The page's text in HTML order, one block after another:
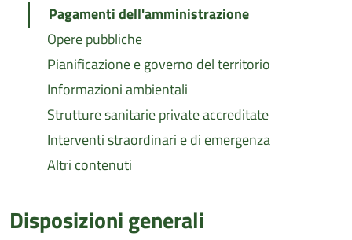
Pagamenti dell'amministrazione
Opere pubbliche
Pianificazione e governo del territorio
Informazioni ambientali
Strutture sanitarie private accreditate
Interventi straordinari e di emergenza
Altri contenuti
Disposizioni generali